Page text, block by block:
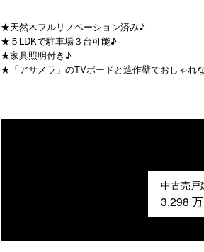
★天然木フルリノベーション済み♪
★５LDKで駐車場３台可能♪
★家具照明付き♪
★「アサメラ」のTVボードと造作壁でおしゃれ
中古売戸
3,298